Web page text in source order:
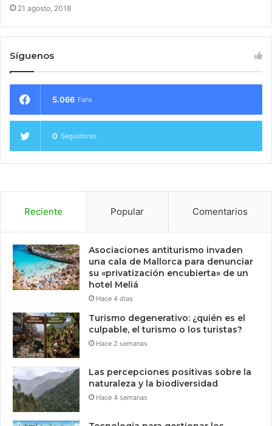
21 agosto, 2018
Síguenos
5.066 Fans
0 Seguidores
Reciente Popular Comentarios
Asociaciones antiturismo invaden
una cala de Mallorca para denunciar
su «privatización encubierta» de un
hotel Meliá
Hace 4 días
Turismo degenerativo: ¿quién es el
culpable, el turismo o los turistas?
Hace 2 semanas
Las percepciones positivas sobre la
naturaleza y la biodiversidad
Hace 4 semanas